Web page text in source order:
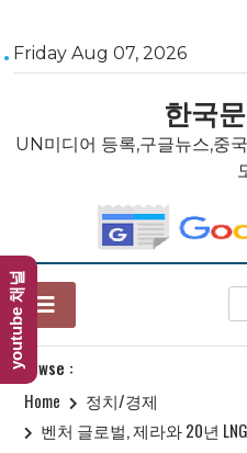
Skip
to
Friday Aug 07, 2026
한국
UN미디어 등록,구글뉴스,중
Browse :
Home
정치/경제
벤처 글로벌, 제라와 20년
youtube 채널